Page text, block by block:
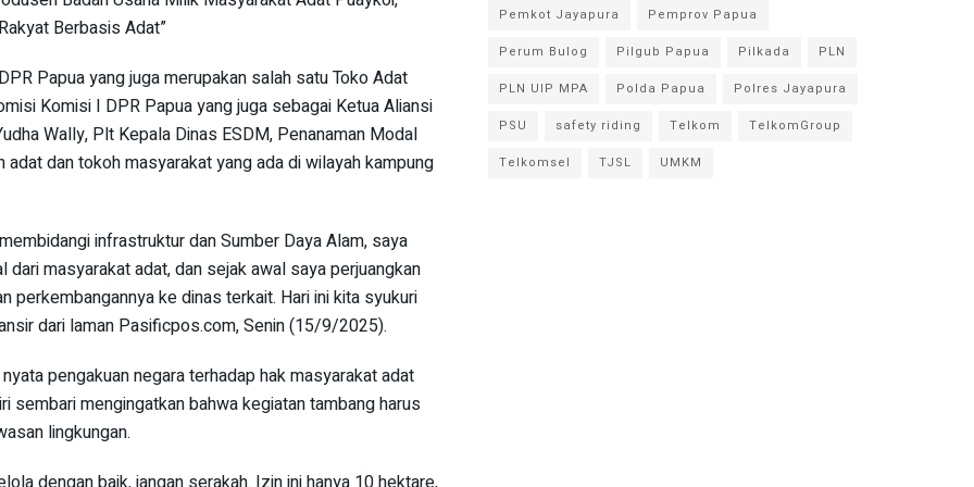
Berbasis Adat”
Papua yang juga merupakan salah satu Toko Adat
Komisi I DPR Papua yang juga sebagai Ketua Aliansi
Wally, Plt Kepala Dinas ESDM, Penanaman Modal
dan tokoh masyarakat yang ada di wilayah kampung
infrastruktur dan Sumber Daya Alam, saya
masyarakat adat, dan sejak awal saya perjuangkan
perkembangannya ke dinas terkait. Hari ini kita syukuri
dari laman Pasificpos.com, Senin (15/9/2025).
pengakuan negara terhadap hak masyarakat adat
mengingatkan bahwa kegiatan tambang harus
lingkungan.
Pemkot Jayapura
Pemprov Papua
Perum Bulog
Pilgub Papua Pilkada
PLN
PLN UIP MPA
Polda Papua
Polres Jayapura
PSU
safety riding Telkom
TelkomGroup
Telkomsel
TJSL UMKM